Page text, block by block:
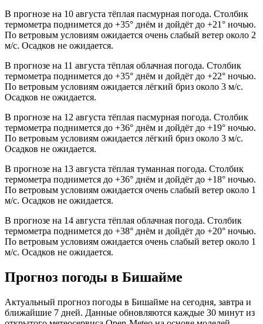
В прогнозе на 10 августа тёплая пасмурная погода. Столбик
термометра поднимется до +35° днём и дойдёт до +21° ночью.
По ветровым условиям ожидается очень слабый ветер около 2
м/с. Осадков не ожидается.
В прогнозе на 11 августа тёплая облачная погода. Столбик
термометра поднимется до +35° днём и дойдёт до +22° ночью.
По ветровым условиям ожидается лёгкий бриз около 3 м/с.
Осадков не ожидается.
В прогнозе на 12 августа тёплая пасмурная погода. Столбик
термометра поднимется до +36° днём и дойдёт до +19° ночью.
По ветровым условиям ожидается лёгкий бриз около 3 м/с.
Осадков не ожидается.
В прогнозе на 13 августа тёплая туманная погода. Столбик
термометра поднимется до +36° днём и дойдёт до +18° ночью.
По ветровым условиям ожидается очень слабый ветер около 1
м/с. Осадков не ожидается.
В прогнозе на 14 августа тёплая облачная погода. Столбик
термометра поднимется до +38° днём и дойдёт до +20° ночью.
По ветровым условиям ожидается очень слабый ветер около 1
м/с. Осадков не ожидается.
Прогноз погоды в Бишайме
Актуальный прогноз погоды в Бишайме на сегодня, завтра и
ближайшие 7 дней. Данные обновляются каждые 30 минут из